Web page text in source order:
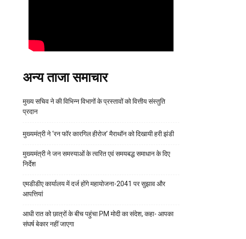
अन्य ताजा समाचार
मुख्य सचिव ने की विभिन्न विभागों के प्रस्तावों को वित्तीय संस्तुति
प्रदान
मुख्यमंत्री ने ‘रन फॉर कारगिल हीरोज’ मैराथॉन को दिखायी हरी झंडी
मुख्यमंत्री ने जन समस्याओं के त्वरित एवं समयबद्ध समाधान के दिए
निर्देश
एमडीडीए कार्यालय में दर्ज होंगे महायोजना-2041 पर सुझाव और
आपत्तियां
आधी रात को छात्रों के बीच पहुंचा PM मोदी का संदेश, कहा- आपका
संघर्ष बेकार नहीं जाएगा